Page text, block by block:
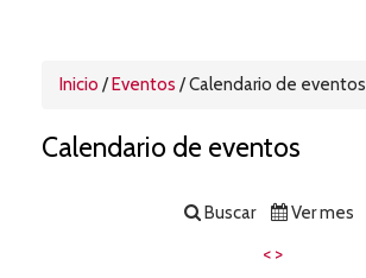
Inicio /Eventos / Calendario de eventos
Calendario de eventos
Buscar
Ver mes
< >